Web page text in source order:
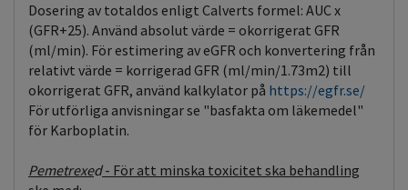
Dosering av totaldos enligt Calverts formel: AUC x
(GFR+25). Använd absolut värde = okorrigerat GFR
(ml/min). För estimering av eGFR och konvertering från
relativt värde = korrigerad GFR (ml/min/1.73m2) till
okorrigerat GFR, använd kalkylator på https://egfr.se/
För utförliga anvisningar se "basfakta om läkemedel"
för Karboplatin.
Pemetrexed- För att minska toxicitet ska behandling